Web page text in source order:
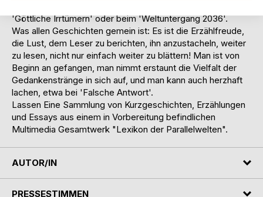
'Göttliche Irrtümern' oder beim 'Weltuntergang 2036'.
Was allen Geschichten gemein ist: Es ist die Erzählfreude,
die Lust, dem Leser zu berichten, ihn anzustacheln, weiter
zu lesen, nicht nur einfach weiter zu blättern! Man ist von
Beginn an gefangen, man nimmt erstaunt die Vielfalt der
Gedankenstränge in sich auf, und man kann auch herzhaft
lachen, etwa bei 'Falsche Antwort'.
Lassen Eine Sammlung von Kurzgeschichten, Erzählungen
und Essays aus einem in Vorbereitung befindlichen
Multimedia Gesamtwerk "Lexikon der Parallelwelten".
AUTOR/IN
PRESSESTIMMEN